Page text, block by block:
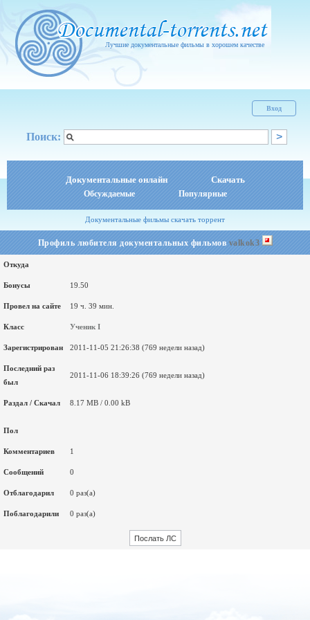
Лучшие документальные фильмы в хорошем качестве
Вход
Поиск:
Документальные онлайн Скачать
Обсуждаемые Популярные
Документальные фильмы скачать торрент
Профиль любителя документальных фильмов valkok3
Откуда
Бонусы 19.50
Провел на сайте 19 ч. 39 мин.
Класс Ученик I
Зарегистрирован 2011-11-05 21:26:38 (769 недели назад)
Последний раз
был
2011-11-06 18:39:26 (769 недели назад)
Раздал / Скачал 8.17 MB / 0.00 kB
Пол
Комментариев 1
Сообщений 0
Отблагодарил 0 раз(а)
Поблагодарили 0 раз(а)